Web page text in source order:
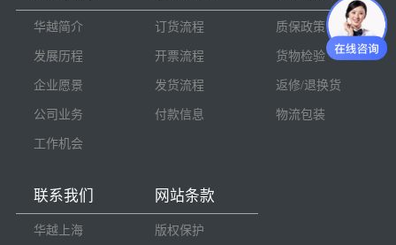
华越简介
发展历程
企业愿景
公司业务
工作机会
订货流程
开票流程
发货流程
付款信息
质保政策
货物检验
返修/退换货
物流包装
联系我们
华越上海
网站条款
版权保护